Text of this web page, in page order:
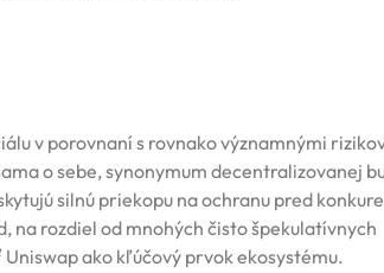
v porovnaní s rovnako významnými
o sebe, synonymum decentralizovanej
silnú priekopu na ochranu pred
na rozdiel od mnohých čisto špekulatívnych
ako kľúčový prvok ekosystému.